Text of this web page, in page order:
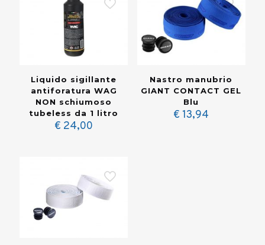
Liquido sigillante
antiforatura WAG
NON schiumoso
tubeless da 1 litro
€ 24,00
Nastro manubrio
GIANT CONTACT GEL
Blu
€ 13,94